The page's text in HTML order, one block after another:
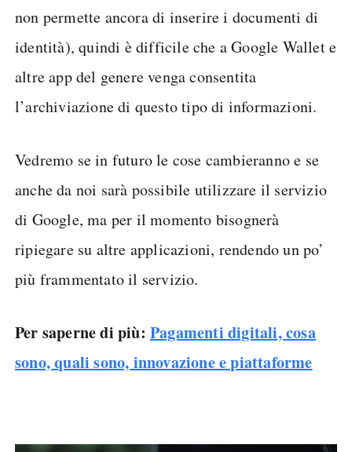
non permette ancora di inserire i documenti di
identità), quindi è difficile che a Google Wallet e
altre app del genere venga consentita
l’archiviazione di questo tipo di informazioni.
Vedremo se in futuro le cose cambieranno e se
anche da noi sarà possibile utilizzare il servizio
di Google, ma per il momento bisognerà
ripiegare su altre applicazioni, rendendo un po’
più frammentato il servizio.
Per saperne di più: Pagamenti digitali, cosa
sono, quali sono, innovazione e piattaforme